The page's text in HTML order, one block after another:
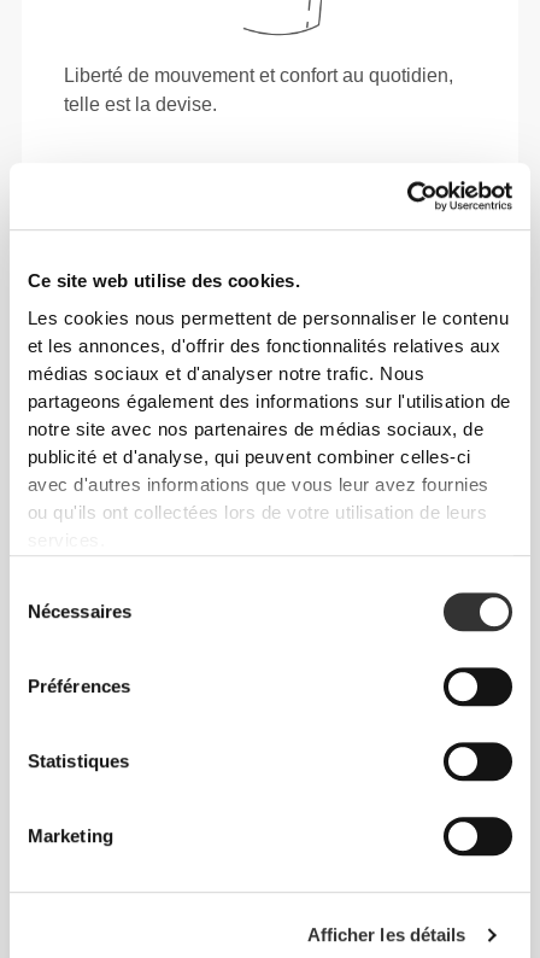
Ce site web utilise des cookies.
Les cookies nous permettent de personnaliser le contenu
et les annonces, d'offrir des fonctionnalités relatives aux
médias sociaux et d'analyser notre trafic. Nous
partageons également des informations sur l'utilisation de
notre site avec nos partenaires de médias sociaux, de
publicité et d'analyse, qui peuvent combiner celles-ci
avec d'autres informations que vous leur avez fournies
ou qu'ils ont collectées lors de votre utilisation de leurs
Nécessaires
Préférences
Statistiques
Marketing
Afficher les détails
Liberté de mouvement et confort au quotidien,
telle est la devise.
ENTRE-
JAMBE
l'entrejambe à
l'ourlet
(cm)/(in)
5/16- 35"
30"5/16